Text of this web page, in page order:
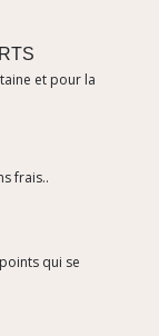
et pour la
frais..
qui se